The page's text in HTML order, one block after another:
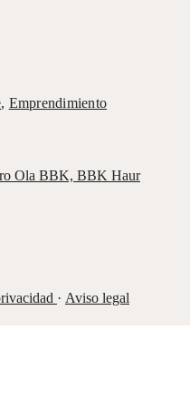
, Emprendimiento
Ola BBK, BBK Haur
· Aviso legal